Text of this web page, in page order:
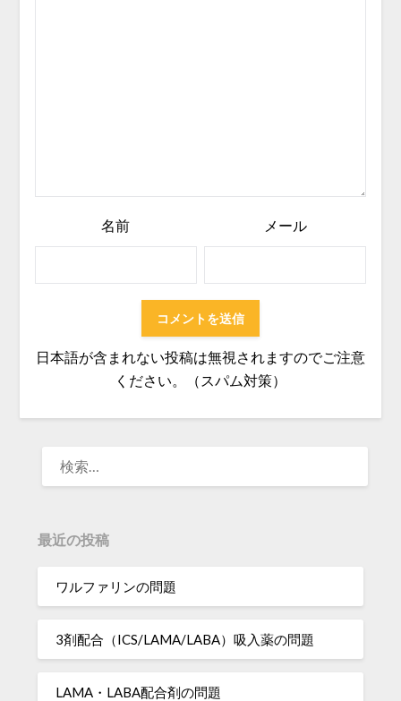
名前 メール
日本語が含まれない投稿は無視されますのでご注意
ください。（スパム対策）
最近の投稿
ワルファリンの問題
3剤配合（ICS/LAMA/LABA）吸入薬の問題
LAMA・LABA配合剤の問題